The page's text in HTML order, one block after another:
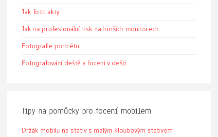
Jak fotit akty
Jak na profesionální tisk na horších monitorech
Fotografie portrétu
Fotografování deště a focení v dešti
Tipy na pomůcky pro focení mobilem
Držák mobilu na stativ s malým kloubovým stativem